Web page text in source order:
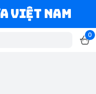
Việt Nam
0